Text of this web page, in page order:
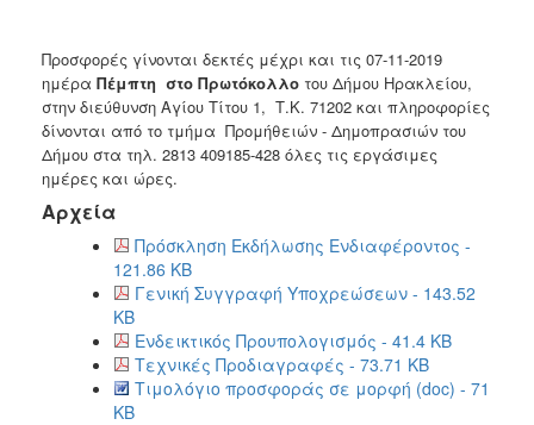
Προσφορές γίνονται δεκτές μέχρι και τις 07-11-2019
ημέρα Πέμπτη στο Πρωτόκολλο του Δήμου Ηρακλείου,
στην διεύθυνση Αγίου Τίτου 1, Τ.Κ. 71202 και πληροφορίες
δίνονται από το τμήμα Προμήθειών - Δημοπρασιών του
Δήμου στα τηλ. 2813 409185-428 όλες τις εργάσιμες
ημέρες και ώρες.
Αρχεία
Πρόσκληση Εκδήλωσης Ενδιαφέροντος -
121.86 KB
Γενική Συγγραφή Υποχρεώσεων - 143.52
KB
Ενδεικτικός Προυπολογισμός - 41.4 KB
Τεχνικές Προδιαγραφές - 73.71 KB
Τιμολόγιο προσφοράς σε μορφή (doc) - 71
KB